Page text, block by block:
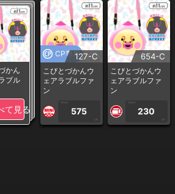
かん
ブル
て見る
CP専用127-C
こびとづかんウ
ェアラブルファ
ン
1PLAY
575
CP
654-C
こびとづかんウ
ェアラブルファ
ン
1PLAY
230
CP